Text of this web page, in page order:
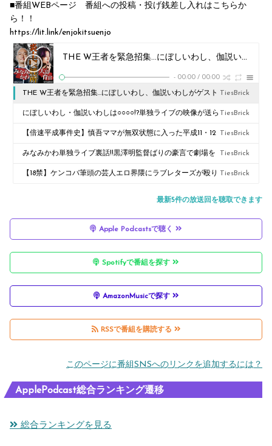
■番組WEBページ 番組への投稿・投げ銭差し入れはこちらか
ら！！
https://lit.link/enjokitsuenjo
THE W王者を緊急招集…にぼしいわし、伽説いわしがゲスト出演！みなみかわと大島を巻き込んだライブの配信映像送る送らない問題をみなみかわが追撃!?【個人事務所向きか大手向きか】いわし本人の人間性を紐解き行き着いた答えとは!?
- 00:00 / 00:00
THE W王者を緊急招集…にぼしいわし、伽説いわしがゲスト
出演！みなみかわと大島を巻き込んだライブの配信映像送る
送らない問題をみなみかわが追撃!?【個人事務所向きか大手
向きか】いわし本人の人間性を紐解き行き着いた答えとは!?
TiesBrick
にぼしいわし・伽説いわしは○○○○!?単独ライブの映像が送ら
れてきた大島と送られてこないみなみかわ。佐藤浩一・竹中
直人らが脂ギッシュなバイオレンスアクション映画
『GONIN』を振り返る!!【世紀末映画史#13】
TiesBrick
【倍速平成事件史】慎吾ママが無双状態に入った平成11・12
年を振り返る!!大流行したaiboは大島のトラウマ!?FF攻略情
報を1,000円で売った中学生に憤る2人…
TiesBrick
みなみかわ単独ライブ裏話!!黒澤明監督ばりの豪言で劇場を
大改造!?「りくりゅう」の改名を勝手に考える.サッカーW杯
TiesBrick
【18禁】ケンコバ筆頭の芸人エロ界隈にラブレターズが殴り TiesBrick
最新5件の放送回を聴取できます
Apple Podcastsで聴く
Spotifyで番組を探す
AmazonMusicで探す
RSSで番組を購読する
このページに番組SNSへのリンクを追加するには？
ApplePodcast総合ランキング遷移
総合ランキングを見る